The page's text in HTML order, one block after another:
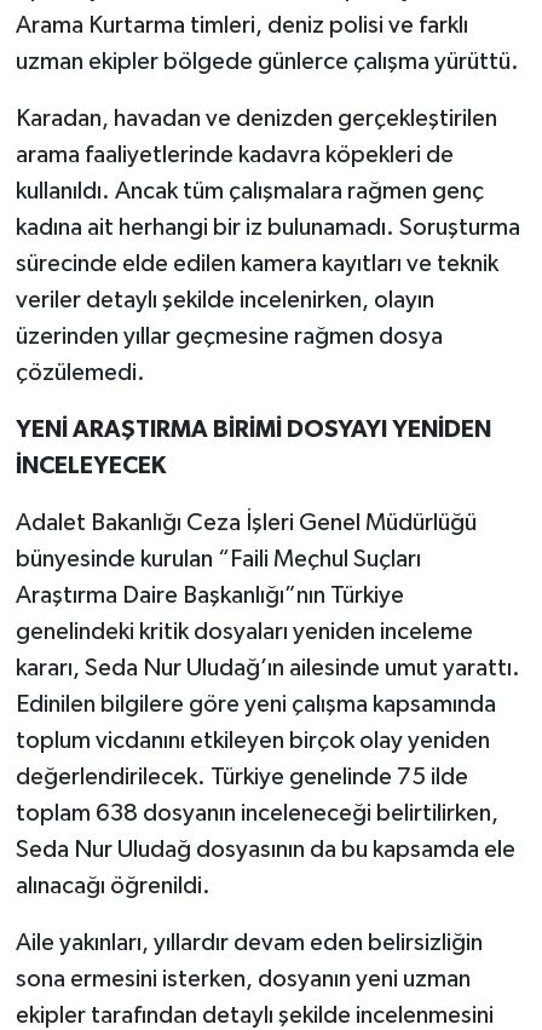
Arama Kurtarma timleri, deniz polisi ve farklı
uzman ekipler bölgede günlerce çalışma yürüttü.
Karadan, havadan ve denizden gerçekleştirilen
arama faaliyetlerinde kadavra köpekleri de
kullanıldı. Ancak tüm çalışmalara rağmen genç
kadına ait herhangi bir iz bulunamadı. Soruşturma
sürecinde elde edilen kamera kayıtları ve teknik
veriler detaylı şekilde incelenirken, olayın
üzerinden yıllar geçmesine rağmen dosya
çözülemedi.
YENİ ARAŞTIRMA BİRİMİ DOSYAYI YENİDEN
İNCELEYECEK
Adalet Bakanlığı Ceza İşleri Genel Müdürlüğü
bünyesinde kurulan “Faili Meçhul Suçları
Araştırma Daire Başkanlığı”nın Türkiye
genelindeki kritik dosyaları yeniden inceleme
kararı, Seda Nur Uludağ’ın ailesinde umut yarattı.
Edinilen bilgilere göre yeni çalışma kapsamında
toplum vicdanını etkileyen birçok olay yeniden
değerlendirilecek. Türkiye genelinde 75 ilde
toplam 638 dosyanın inceleneceği belirtilirken,
Seda Nur Uludağ dosyasının da bu kapsamda ele
alınacağı öğrenildi.
Aile yakınları, yıllardır devam eden belirsizliğin
sona ermesini isterken, dosyanın yeni uzman
ekipler tarafından detaylı şekilde incelenmesini